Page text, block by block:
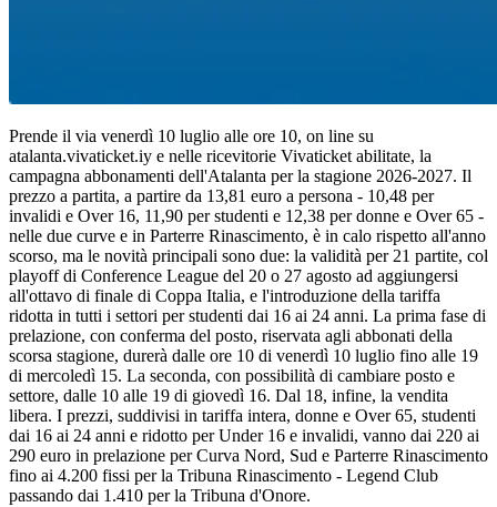
Prende il via venerdì 10 luglio alle ore 10, on line su
atalanta.vivaticket.iy e nelle ricevitorie Vivaticket abilitate, la
campagna abbonamenti dell'Atalanta per la stagione 2026-2027. Il
prezzo a partita, a partire da 13,81 euro a persona - 10,48 per
invalidi e Over 16, 11,90 per studenti e 12,38 per donne e Over 65 -
nelle due curve e in Parterre Rinascimento, è in calo rispetto all'anno
scorso, ma le novità principali sono due: la validità per 21 partite, col
playoff di Conference League del 20 o 27 agosto ad aggiungersi
all'ottavo di finale di Coppa Italia, e l'introduzione della tariffa
ridotta in tutti i settori per studenti dai 16 ai 24 anni. La prima fase di
prelazione, con conferma del posto, riservata agli abbonati della
scorsa stagione, durerà dalle ore 10 di venerdì 10 luglio fino alle 19
di mercoledì 15. La seconda, con possibilità di cambiare posto e
settore, dalle 10 alle 19 di giovedì 16. Dal 18, infine, la vendita
libera. I prezzi, suddivisi in tariffa intera, donne e Over 65, studenti
dai 16 ai 24 anni e ridotto per Under 16 e invalidi, vanno dai 220 ai
290 euro in prelazione per Curva Nord, Sud e Parterre Rinascimento
fino ai 4.200 fissi per la Tribuna Rinascimento - Legend Club
passando dai 1.410 per la Tribuna d'Onore.